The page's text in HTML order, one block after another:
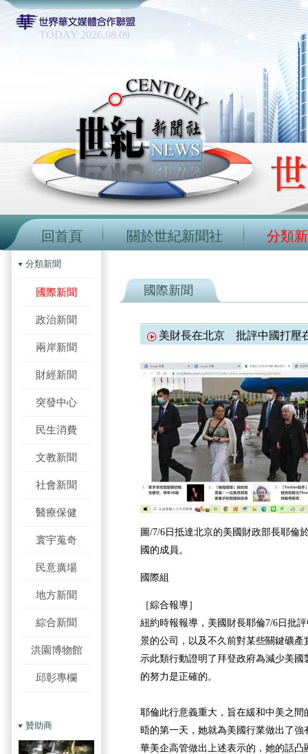
TODAY 2026.08.09
回首頁 關於世紀新聞社 分類
分類新聞
國際新聞
政治新聞
兩岸新聞
財經新聞
突發中心
民生消費
文教新聞
社會新聞
醫療保健
寰宇蒐奇
民意廣場
地方新聞
綜合新聞
洪園博物館
邱彰專欄
贊助商
國際新聞
美財長在北京 批評中國打壓
圖/7/6日抵達北京的美國財政部長耶倫
國的成員。
國際組
［綜合報導］
紐約時報報導，美國財長耶倫7/6日批
景的公司，以及不久前對某些關鍵礦
示此類行動證明了拜登政府為減少美
的努力是正確的。
耶倫此行意義重大，旨在緩和中美之
晤的第一天，她就為美國行業做出了
華美企高管做出上述表示的，她的話